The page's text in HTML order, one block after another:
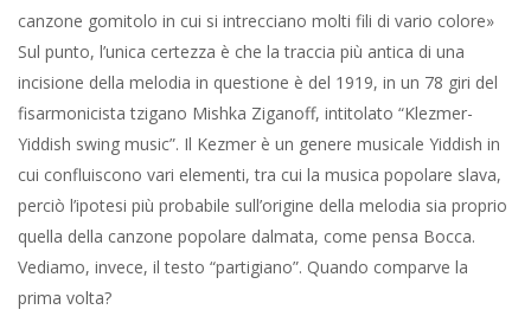
canzone gomitolo in cui si intrecciano molti fili di vario colore»
Sul punto, l’unica certezza è che la traccia più antica di una
incisione della melodia in questione è del 1919, in un 78 giri del
fisarmonicista tzigano Mishka Ziganoff, intitolato “Klezmer-
Yiddish swing music”. Il Kezmer è un genere musicale Yiddish in
cui confluiscono vari elementi, tra cui la musica popolare slava,
perciò l’ipotesi più probabile sull’origine della melodia sia proprio
quella della canzone popolare dalmata, come pensa Bocca.
Vediamo, invece, il testo “partigiano”. Quando comparve la
prima volta?